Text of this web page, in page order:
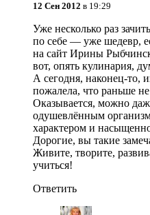
12 Сен 2012 в 19:29
Уже несколько раз
по себе — уже шедевр,
на сайт Ирины
вот, опять кулинария,
А сегодня, наконец-то,
пожалела, что раньше
Оказывается, можно
одушевлённым
характером и
Дорогие, вы такие
Живите, творите,
учиться!
Ответить